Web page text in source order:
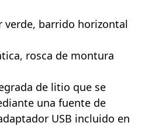
verde, barrido horizontal
rosca de montura
de litio que se
una fuente de
USB incluido en